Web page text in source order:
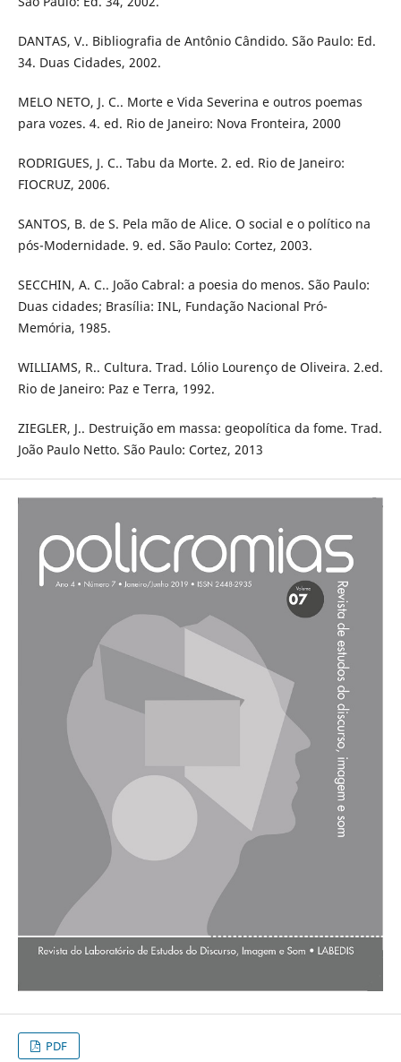
DANTAS, V.. Bibliografia de Antônio Cândido. São Paulo: Ed.
34. Duas Cidades, 2002.
MELO NETO, J. C.. Morte e Vida Severina e outros poemas
para vozes. 4. ed. Rio de Janeiro: Nova Fronteira, 2000
RODRIGUES, J. C.. Tabu da Morte. 2. ed. Rio de Janeiro:
FIOCRUZ, 2006.
SANTOS, B. de S. Pela mão de Alice. O social e o político na
pós-Modernidade. 9. ed. São Paulo: Cortez, 2003.
SECCHIN, A. C.. João Cabral: a poesia do menos. São Paulo:
Duas cidades; Brasília: INL, Fundação Nacional Pró-
Memória, 1985.
WILLIAMS, R.. Cultura. Trad. Lólio Lourenço de Oliveira. 2.ed.
Rio de Janeiro: Paz e Terra, 1992.
ZIEGLER, J.. Destruição em massa: geopolítica da fome. Trad.
João Paulo Netto. São Paulo: Cortez, 2013
PDF